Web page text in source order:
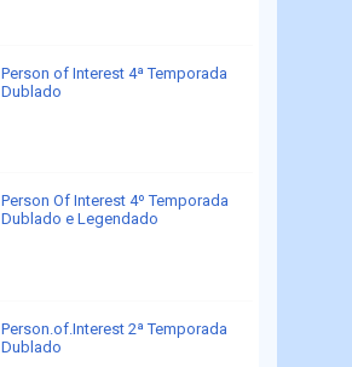
Person of Interest 4ª Temporada
Dublado
Person Of Interest 4º Temporada
Dublado e Legendado
Person.of.Interest 2ª Temporada
Dublado